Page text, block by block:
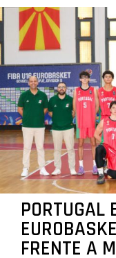
PORTUGAL
FRENTE A